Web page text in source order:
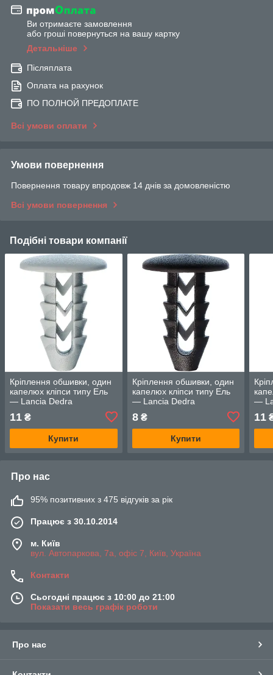
Ви отримаєте замовлення
або гроші повернуться на вашу картку
Детальніше
Післяплата
Оплата на рахунок
ПО ПОЛНОЙ ПРЕДОПЛАТЕ
Всі умови оплати
Умови повернення
Повернення товару впродовж 14 днів за домовленістю
Всі умови повернення
Подібні товари компанії
Кріплення обшивки, один
капелюх кліпси типу Ель
— Lancia Dedra
11 ₴
Купити
Кріплення обшивки, один
капелюх кліпси типу Ель
— Lancia Dedra
8₴
Купити
—
11
Про нас
95% позитивних з 475 відгуків за рік
Працює з 30.10.2014
м. Київ
вул. Автопаркова, 7а, офіс 7, Київ, Україна
Контакти
Сьогодні працює з 10:00 до 21:00
Показати весь графік роботи
Про нас